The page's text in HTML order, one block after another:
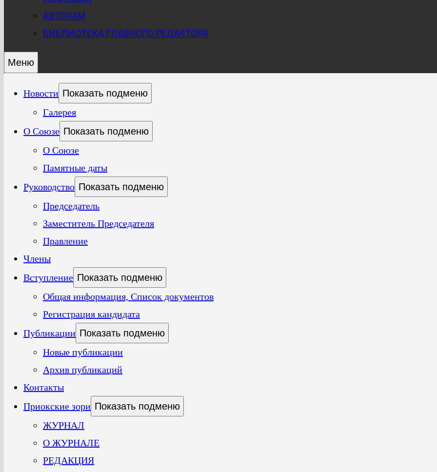
АВТОРАМ
БИБЛИОТЕКА ГЛАВНОГО РЕДАКТОРА
Меню
Новости Показать подменю
Галерея
О Союзе Показать подменю
О Союзе
Памятные даты
Руководство Показать подменю
Председатель
Заместитель Председателя
Правление
Члены
Вступление Показать подменю
Общая информация, Список документов
Регистрация кандидата
Публикации Показать подменю
Новые публикации
Архив публикаций
Контакты
Приокские зори Показать подменю
ЖУРНАЛ
О ЖУРНАЛЕ
РЕДАКЦИЯ